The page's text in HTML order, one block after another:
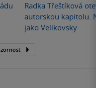
Radka Třeštíková
autorskou kapitolu.
jako Velikovsky